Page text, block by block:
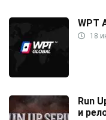
WPT
18
Run
и